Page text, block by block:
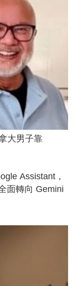
大男子靠
Assistant，
面轉向 Gemini